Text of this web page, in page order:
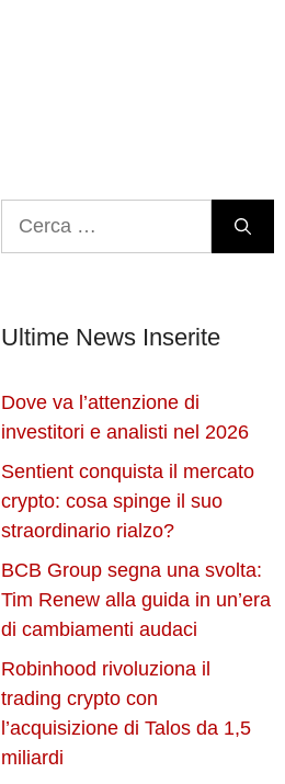
Ultime News Inserite
Dove va l’attenzione di
investitori e analisti nel 2026
Sentient conquista il mercato
crypto: cosa spinge il suo
straordinario rialzo?
BCB Group segna una svolta:
Tim Renew alla guida in un’era
di cambiamenti audaci
Robinhood rivoluziona il
trading crypto con
l’acquisizione di Talos da 1,5
miliardi